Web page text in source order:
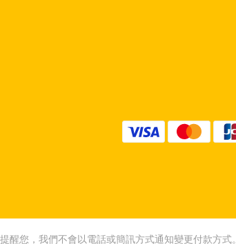
提醒您，我們不會以電話或簡訊方式通知變更付款方式。